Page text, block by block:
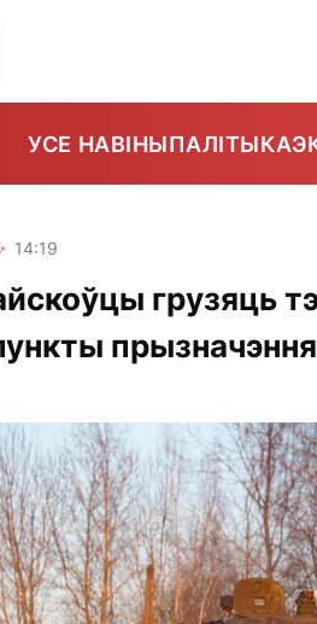
УСЕ НАВІНЫПАЛІТЫКА
14:19
грузяць